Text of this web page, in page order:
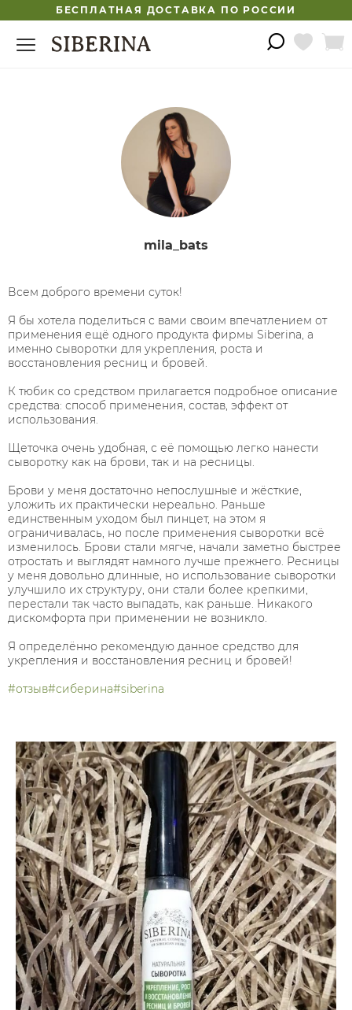
БЕСПЛАТНАЯ ДОСТАВКА ПО РОССИИ
mila_bats
Всем доброго времени суток!
Я бы хотела поделиться с вами своим впечатлением от
применения ещё одного продукта фирмы Siberina, а
именно сыворотки для укрепления, роста и
восстановления ресниц и бровей.
К тюбик со средством прилагается подробное описание
средства: способ применения, состав, эффект от
использования.
Щеточка очень удобная, с её помощью легко нанести
сыворотку как на брови, так и на ресницы.
Брови у меня достаточно непослушные и жёсткие,
уложить их практически нереально. Раньше
единственным уходом был пинцет, на этом я
ограничивалась, но после применения сыворотки всё
изменилось. Брови стали мягче, начали заметно быстрее
отростать и выглядят намного лучше прежнего. Ресницы
у меня довольно длинные, но использование сыворотки
улучшило их структуру, они стали более крепкими,
перестали так часто выпадать, как раньше. Никакого
дискомфорта при применении не возникло.
Я определённо рекомендую данное средство для
укрепления и восстановления ресниц и бровей!
#отзыв#сиберина#siberina